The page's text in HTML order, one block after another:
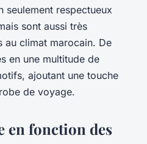
seulement respectueux
sont aussi très
au climat marocain. De
en une multitude de
ajoutant une touche
de voyage.
en fonction des